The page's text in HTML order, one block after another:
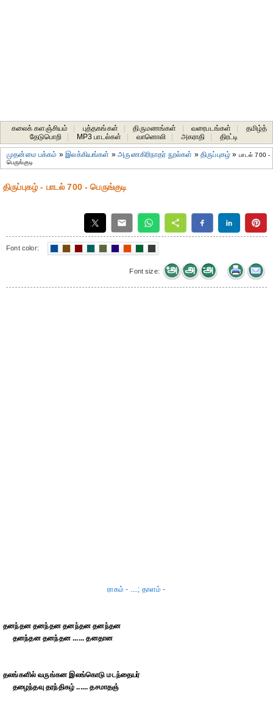
கலைக் களஞ்சியம் புத்தகங்கள் திருமணங்கள் வரைபடங்கள்
தமிழ்த்
தேடுபொறி
MP3 பாடல்கள் வானொலி அகராதி திரட்டி
முதன்மை பக்கம் »இலக்கியங்கள் »அருணகிரிநாதர் நூல்கள் »திருப்புகழ் » பாடல் 700 -
பெருங்குடி
திருப்புகழ் - பாடல் 700 - பெருங்குடி
Font color:
Font size:
ராகம் - ....; தாளம் -
தனந்தன தனந்தன தனந்தன தனந்தன
தனந்தன தனந்தன ...... தனதான
தலங்களில் வருங்கன இலங்கொடு மடந்தையர்
தழைந்தவு தரந்திகழ் ...... தசமாதஞ்